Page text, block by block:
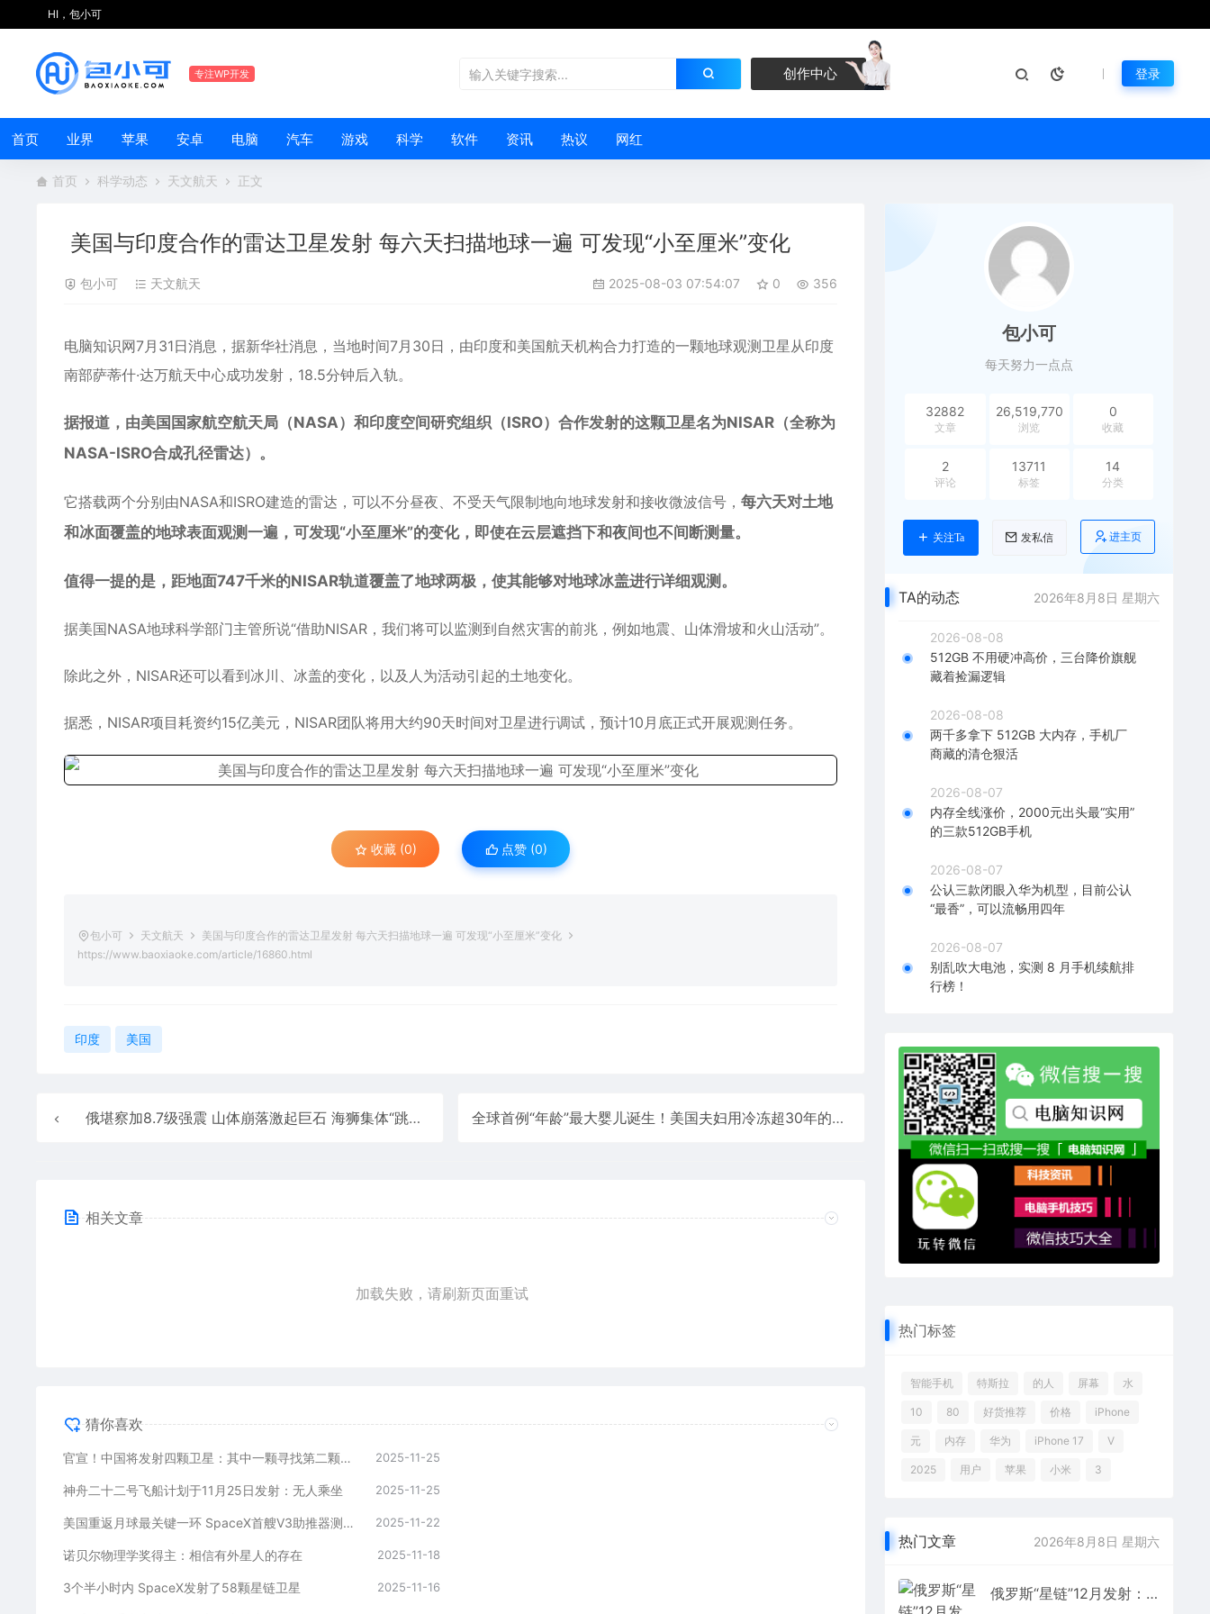
HI，包小可
专注WP开发 创作中心 登录
首页 业界 苹果 安卓 电脑 汽车 游戏 科学 软件 资讯 热议 网红
首页 科学动态 天文航天 正文
美国与印度合作的雷达卫星发射 每六天扫描地球一遍 可发现“小至厘米”变化
包小可 天文航天 2025-08-03 07:54:07 0 356
电脑知识网7月31日消息，据新华社消息，当地时间7月30日，由印度和美国航天机构合力打造的一颗地球观测卫星从印度
南部萨蒂什·达万航天中心成功发射，18.5分钟后入轨。
据报道，由美国国家航空航天局（NASA）和印度空间研究组织（ISRO）合作发射的这颗卫星名为NISAR（全称为
NASA-ISRO合成孔径雷达）。
它搭载两个分别由NASA和ISRO建造的雷达，可以不分昼夜、不受天气限制地向地球发射和接收微波信号， 每六天对土地
和冰面覆盖的地球表面观测一遍，可发现“小至厘米”的变化，即使在云层遮挡下和夜间也不间断测量。
值得一提的是，距地面747千米的NISAR轨道覆盖了地球两极，使其能够对地球冰盖进行详细观测。
据美国NASA地球科学部门主管所说“借助NISAR，我们将可以监测到自然灾害的前兆，例如地震、山体滑坡和火山活动”。
除此之外，NISAR还可以看到冰川、冰盖的变化，以及人为活动引起的土地变化。
据悉，NISAR项目耗资约15亿美元，NISAR团队将用大约90天时间对卫星进行调试，预计10月底正式开展观测任务。
收藏 (0) 点赞 (0)
包小可 天文航天
美国与印度合作的雷达卫星发射 每六天扫描地球一遍 可发现“小至厘米”变化
https://www.baoxiaoke.com/article/16860.html
印度 美国
俄堪察加8.7级强震 山体崩落激起巨石 海狮集体“跳海”避险 全球首例“年龄”最大婴儿诞生！美国夫妇用冷冻超30年的胚胎生下儿子
相关文章
加载失败，请刷新页面重试
猜你喜欢
官宣！中国将发射四颗卫星：其中一颗寻找第二颗地球 2025-11-25
神舟二十二号飞船计划于11月25日发射：无人乘坐 2025-11-25
美国重返月球最关键一环 SpaceX首艘V3助推器测试期间爆炸 2025-11-22
诺贝尔物理学奖得主：相信有外星人的存在 2025-11-18
3个半小时内 SpaceX发射了58颗星链卫星 2025-11-16
包小可
每天努力一点点
32882
文章
26,519,770
浏览
0
收藏
2
评论
13711
标签
14
分类
关注Ta 发私信 进主页
TA的动态 2026年8月8日 星期六
2026-08-08
512GB 不用硬冲高价，三台降价旗舰
藏着捡漏逻辑
2026-08-08
两千多拿下 512GB 大内存，手机厂
商藏的清仓狠活
2026-08-07
内存全线涨价，2000元出头最“实用”
的三款512GB手机
2026-08-07
公认三款闭眼入华为机型，目前公认
“最香”，可以流畅用四年
2026-08-07
别乱吹大电池，实测 8 月手机续航排
行榜！
热门标签
智能手机 特斯拉 的人 屏幕 水
10 80 好货推荐 价格 iPhone
元 内存 华为 iPhone 17 V
2025 用户 苹果 小米 3
热门文章 2026年8月8日 星期六
俄罗斯“星链”12月发射：预计将在两年内全面部署